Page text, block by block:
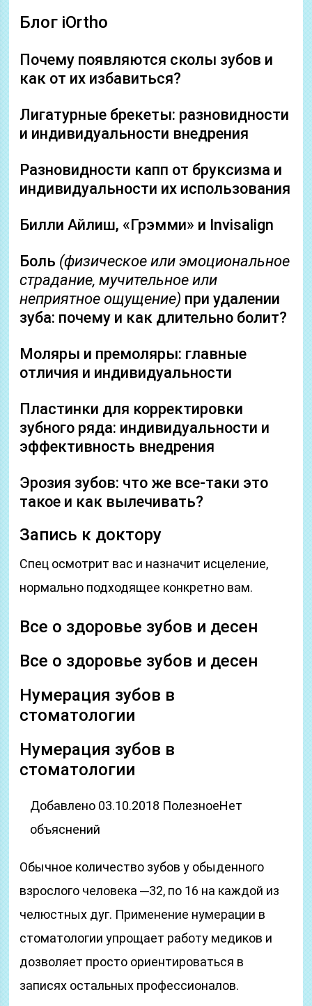
Блог iOrtho
Почему появляются сколы зубов и
как от их избавиться?
Лигатурные брекеты: разновидности
и индивидуальности внедрения
Разновидности капп от бруксизма и
индивидуальности их использования
Билли Айлиш, «Грэмми» и Invisalign
Боль (физическое или эмоциональное
страдание, мучительное или
неприятное ощущение) при удалении
зуба: почему и как длительно болит?
Моляры и премоляры: главные
отличия и индивидуальности
Пластинки для корректировки
зубного ряда: индивидуальности и
эффективность внедрения
Эрозия зубов: что же все-таки это
такое и как вылечивать?
Запись к доктору
Спец осмотрит вас и назначит исцеление,
нормально подходящее конкретно вам.
Все о здоровье зубов и десен
Все о здоровье зубов и десен
Нумерация зубов в
стоматологии
Нумерация зубов в
стоматологии
Добавлено 03.10.2018 ПолезноеНет
объяснений
Обычное количество зубов у обыденного
взрослого человека ─32, по 16 на каждой из
челюстных дуг. Применение нумерации в
стоматологии упрощает работу медиков и
дозволяет просто ориентироваться в
записях остальных профессионалов.